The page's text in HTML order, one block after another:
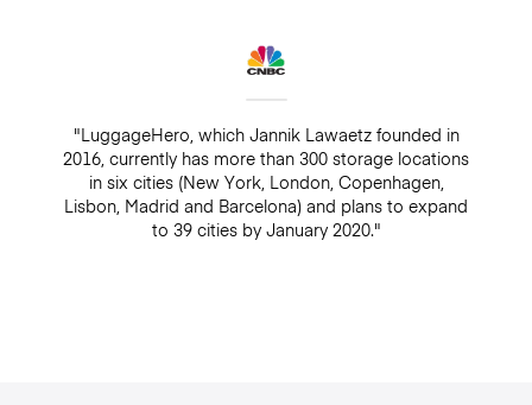
"LuggageHero, which Jannik Lawaetz founded in
2016, currently has more than 300 storage locations
in six cities (New York, London, Copenhagen,
Lisbon, Madrid and Barcelona) and plans to expand
to 39 cities by January 2020."